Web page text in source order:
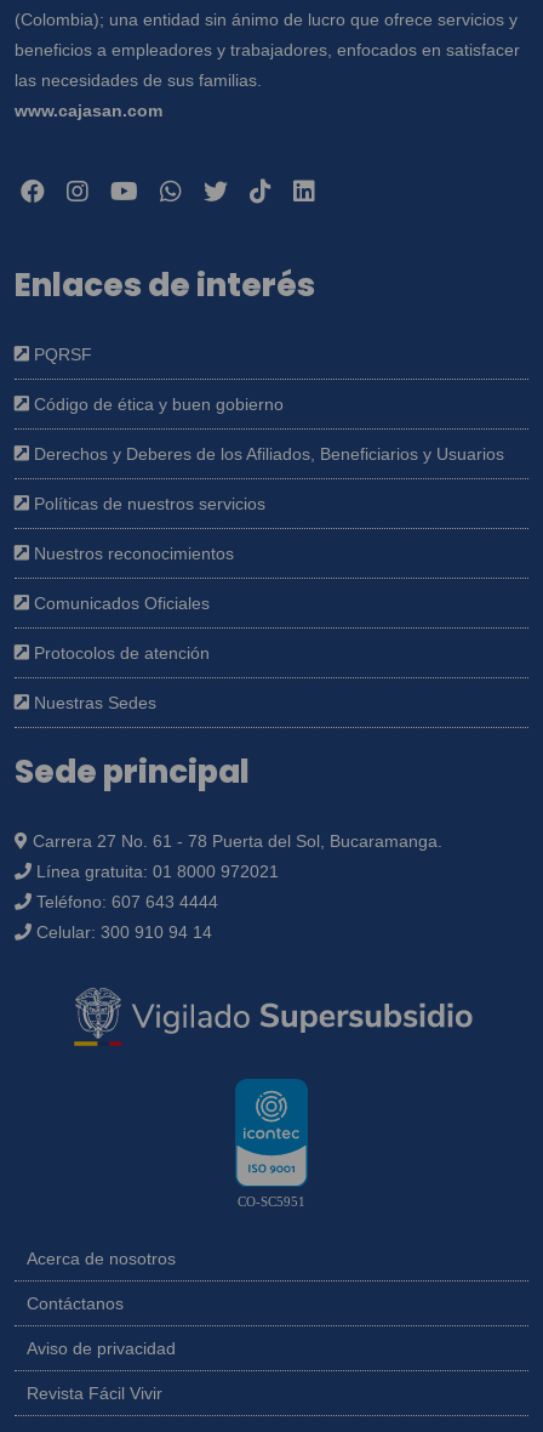
(Colombia); una entidad sin ánimo de lucro que ofrece servicios y
beneficios a empleadores y trabajadores, enfocados en satisfacer
las necesidades de sus familias.
www.cajasan.com
Enlaces de interés
PQRSF
Código de ética y buen gobierno
Derechos y Deberes de los Afiliados, Beneficiarios y Usuarios
Políticas de nuestros servicios
Nuestros reconocimientos
Comunicados Oficiales
Protocolos de atención
Nuestras Sedes
Sede principal
Carrera 27 No. 61 - 78 Puerta del Sol, Bucaramanga.
Línea gratuita: 01 8000 972021
Teléfono: 607 643 4444
Celular: 300 910 94 14
CO-SC5951
Acerca de nosotros
Contáctanos
Aviso de privacidad
Revista Fácil Vivir